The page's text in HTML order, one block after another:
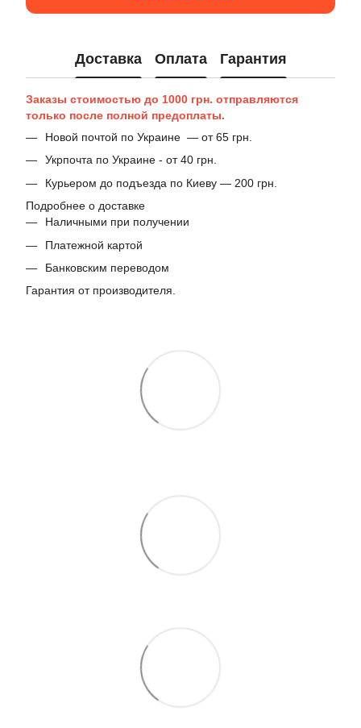
Доставка Оплата Гарантия
Заказы стоимостью до 1000 грн. отправляются
только после полной предоплаты.
Новой почтой по Украине — от 65 грн.
Укрпочта по Украине - от 40 грн.
Курьером до подъезда по Киеву — 200 грн.
Подробнее о доставке
Наличными при получении
Платежной картой
Банковским переводом
Гарантия от производителя.